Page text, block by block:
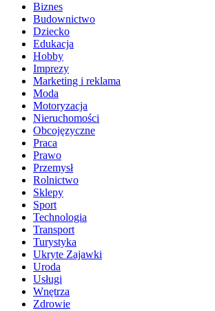
Biznes
Budownictwo
Dziecko
Edukacja
Hobby
Imprezy
Marketing i reklama
Moda
Motoryzacja
Nieruchomości
Obcojęzyczne
Praca
Prawo
Przemysł
Rolnictwo
Sklepy
Sport
Technologia
Transport
Turystyka
Ukryte Zajawki
Uroda
Usługi
Wnętrza
Zdrowie